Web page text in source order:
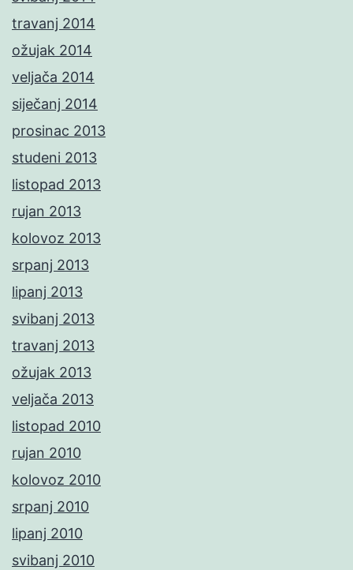
travanj 2014
ožujak 2014
veljača 2014
siječanj 2014
prosinac 2013
studeni 2013
listopad 2013
rujan 2013
kolovoz 2013
srpanj 2013
lipanj 2013
svibanj 2013
travanj 2013
ožujak 2013
veljača 2013
listopad 2010
rujan 2010
kolovoz 2010
srpanj 2010
lipanj 2010
svibanj 2010